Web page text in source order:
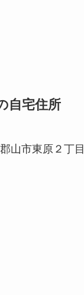
自宅住所
山市東原２丁目